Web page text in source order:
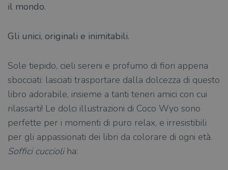
il mondo.
Gli unici, originali e inimitabili.
Sole tiepido, cieli sereni e profumo di fiori appena
sbocciati: lasciati trasportare dalla dolcezza di questo
libro adorabile, insieme a tanti teneri amici con cui
rilassarti! Le dolci illustrazioni di Coco Wyo sono
perfette per i momenti di puro relax, e irresistibili
per gli appassionati dei libri da colorare di ogni età.
Soffici cuccioliha: